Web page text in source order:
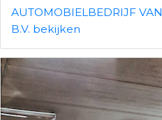
AUTOMOBIELBEDRIJF
B.V. bekijken